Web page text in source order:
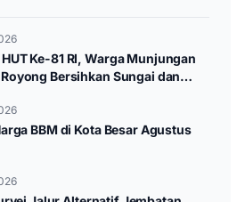
Ke-81 RI, Warga Munjungan
Bersihkan Sungai dan
BBM di Kota Besar Agustus